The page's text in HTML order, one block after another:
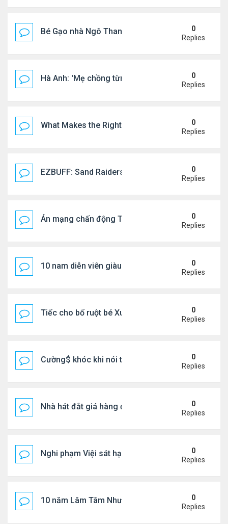
Bé Gạo nhà Ngô Thanh Vân dễ thương trong tiệc
0
Replies
Hà Anh: 'Mẹ chồng từng ngạc nhiên vì tôi luôn trả
0
Replies
What Makes the Right Retail POS Matter?0
Replies
EZBUFF: Sand Raiders of Sophie Farming
0
Replies
Án mạng chấn động Thái lan: hai chị em người
0
Replies
10 nam diễn viên giàu nhất Trung Quốc 2026
0
Replies
Tiếc cho bố ruột bé Xuân Mai ở Mỹ
0
Replies
Cường$ khóc khi nói thật về hôn nhân
0
Replies
Nhà hát đắt giá hàng đầu tg ở VN
0
Replies
Nghi phạm Việi sát hại cụ bà 91 tuổi, phi tang xác
0
Replies
10 năm Lâm Tâm Như - Hoắc Kiến Hoa
0
Replies